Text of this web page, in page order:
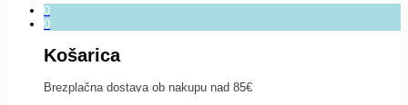
0
0
Košarica
Brezplačna dostava ob nakupu nad 85€